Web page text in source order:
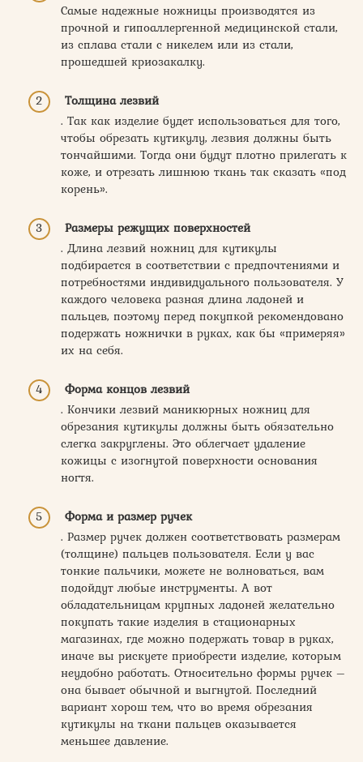
Самые надежные ножницы производятся из
прочной и гипоаллергенной медицинской стали,
из сплава стали с никелем или из стали,
прошедшей криозакалку.
Толщина лезвий
. Так как изделие будет использоваться для того,
чтобы обрезать кутикулу, лезвия должны быть
тончайшими. Тогда они будут плотно прилегать к
коже, и отрезать лишнюю ткань так сказать «под
корень».
Размеры режущих поверхностей
. Длина лезвий ножниц для кутикулы
подбирается в соответствии с предпочтениями и
потребностями индивидуального пользователя. У
каждого человека разная длина ладоней и
пальцев, поэтому перед покупкой рекомендовано
подержать ножнички в руках, как бы «примеряя»
их на себя.
Форма концов лезвий
. Кончики лезвий маникюрных ножниц для
обрезания кутикулы должны быть обязательно
слегка закруглены. Это облегчает удаление
кожицы с изогнутой поверхности основания
ногтя.
Форма и размер ручек
. Размер ручек должен соответствовать размерам
(толщине) пальцев пользователя. Если у вас
тонкие пальчики, можете не волноваться, вам
подойдут любые инструменты. А вот
обладательницам крупных ладоней желательно
покупать такие изделия в стационарных
магазинах, где можно подержать товар в руках,
иначе вы рискуете приобрести изделие, которым
неудобно работать. Относительно формы ручек –
она бывает обычной и выгнутой. Последний
вариант хорош тем, что во время обрезания
кутикулы на ткани пальцев оказывается
меньшее давление.